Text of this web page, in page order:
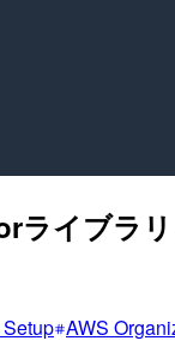
イブラ
AWS